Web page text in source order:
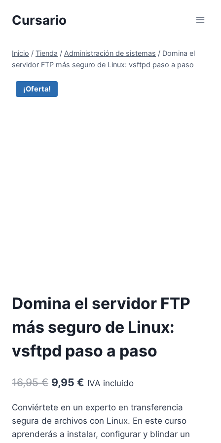
Cursario
Inicio / Tienda / Administración de sistemas / Domina el
servidor FTP más seguro de Linux: vsftpd paso a paso
¡Oferta!
Domina el servidor FTP
más seguro de Linux:
vsftpd paso a paso
16,95€ El
original
era:
9,95 € El
actual
es:
IVA incluido
Conviértete en un experto en transferencia
segura de archivos con Linux. En este curso
aprenderás a instalar, configurar y blindar un